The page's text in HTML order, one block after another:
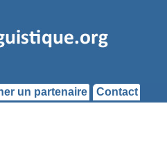
un partenaire Contact